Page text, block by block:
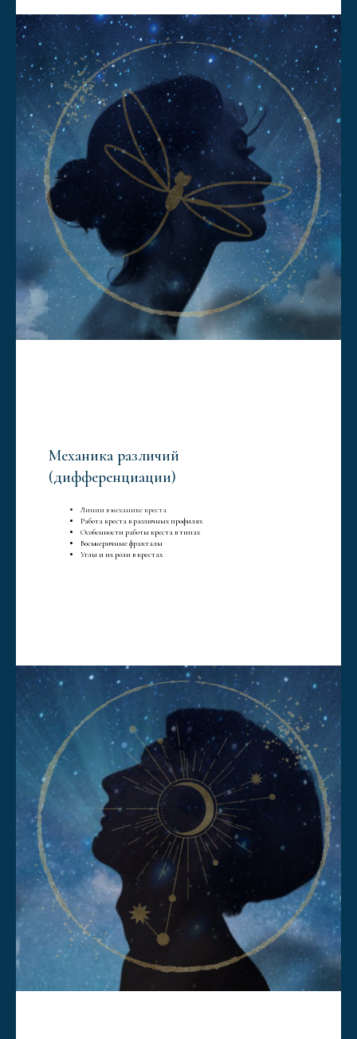
Механика различий
(дифференциации)
Линии в механике креста
Работа креста в различных профилях
Особенности работы креста в типах
Восьмеричные фракталы
Углы и их роли в крестах